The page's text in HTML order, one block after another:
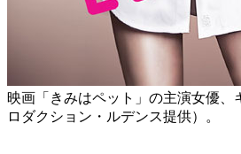
映画「きみはペット」の主演女優、
ロダクション・ルデンス提供）。